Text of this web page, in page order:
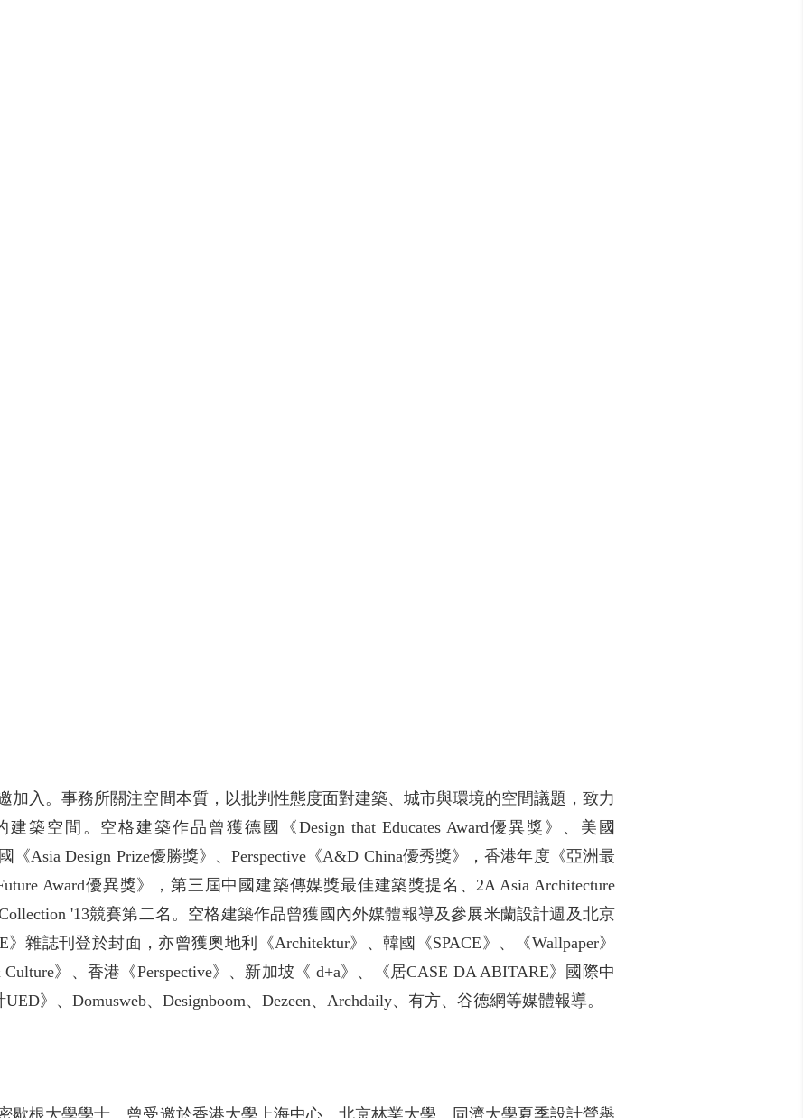
加入。事務所關注空間本質，以批判性態度面對建築、城市與環境的空間議題，致力
築空間。空格建築作品曾獲德國《Design that Educates Award優異獎》、美國
《Asia Design Prize優勝獎》、Perspective《A&D China優秀獎》，香港年度《亞洲最
Award優異獎》，第三屆中國建築傳媒獎最佳建築獎提名、2A Asia Architecture
'13競賽第二名。空格建築作品曾獲國內外媒體報導及參展米蘭設計週及北京
雜誌刊登於封面，亦曾獲奧地利《Architektur》、韓國《SPACE》、《Wallpaper》
》、香港《Perspective》、新加坡《 d+a》、《居CASE DA ABITARE》國際中
》、Domusweb、Designboom、Dezeen、Archdaily、有方、谷德網等媒體報導。
歇根大學學士。曾受邀於香港大學上海中心、北京林業大學、同濟大學夏季設計營舉